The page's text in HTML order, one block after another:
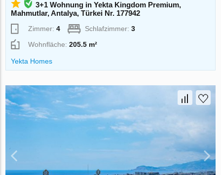
3+1 Wohnung in Yekta Kingdom Premium,
Mahmutlar, Antalya, Türkei Nr. 177942
Zimmer:4 Schlafzimmer:3
Wohnfläche:205.5 m²
Yekta Homes